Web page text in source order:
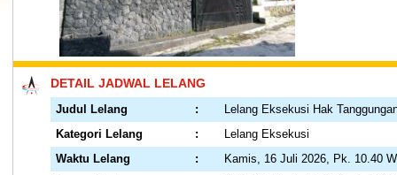
DETAIL JADWAL LELANG
Judul Lelang :
Lelang Eksekusi Hak
Kategori Lelang
:
Lelang Eksekusi
Waktu Lelang
:
Kamis, 16 Juli 2026, Pk. 10.40